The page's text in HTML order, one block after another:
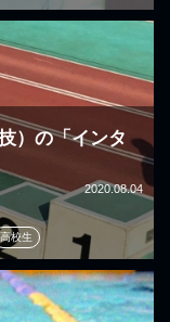
）の「インタ
2020.08.04
高校生